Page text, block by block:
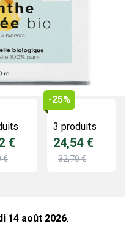
€
€
-25%
3 produits
24,54 €
32,70 €
14 août 2026.